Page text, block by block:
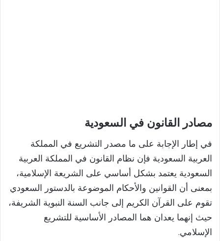
مصادر القانون في السعودية
في إطار الإجابة على ما مصدر التشريع في المملكة
العربية السعودية فإن نظام القانون في المملكة العربية
السعودية يعتمد بشكل أساسي على الشريعة الإسلامية،
بمعنى أن القوانين والأحكام الموضوعة بالدستور السعودي
تقوم على القرآن الكريم إلى جانب السنة النبوية الشريفة،
حيث إنهما يعدان هما المصادر الأساسية للتشريع
الإسلامي.